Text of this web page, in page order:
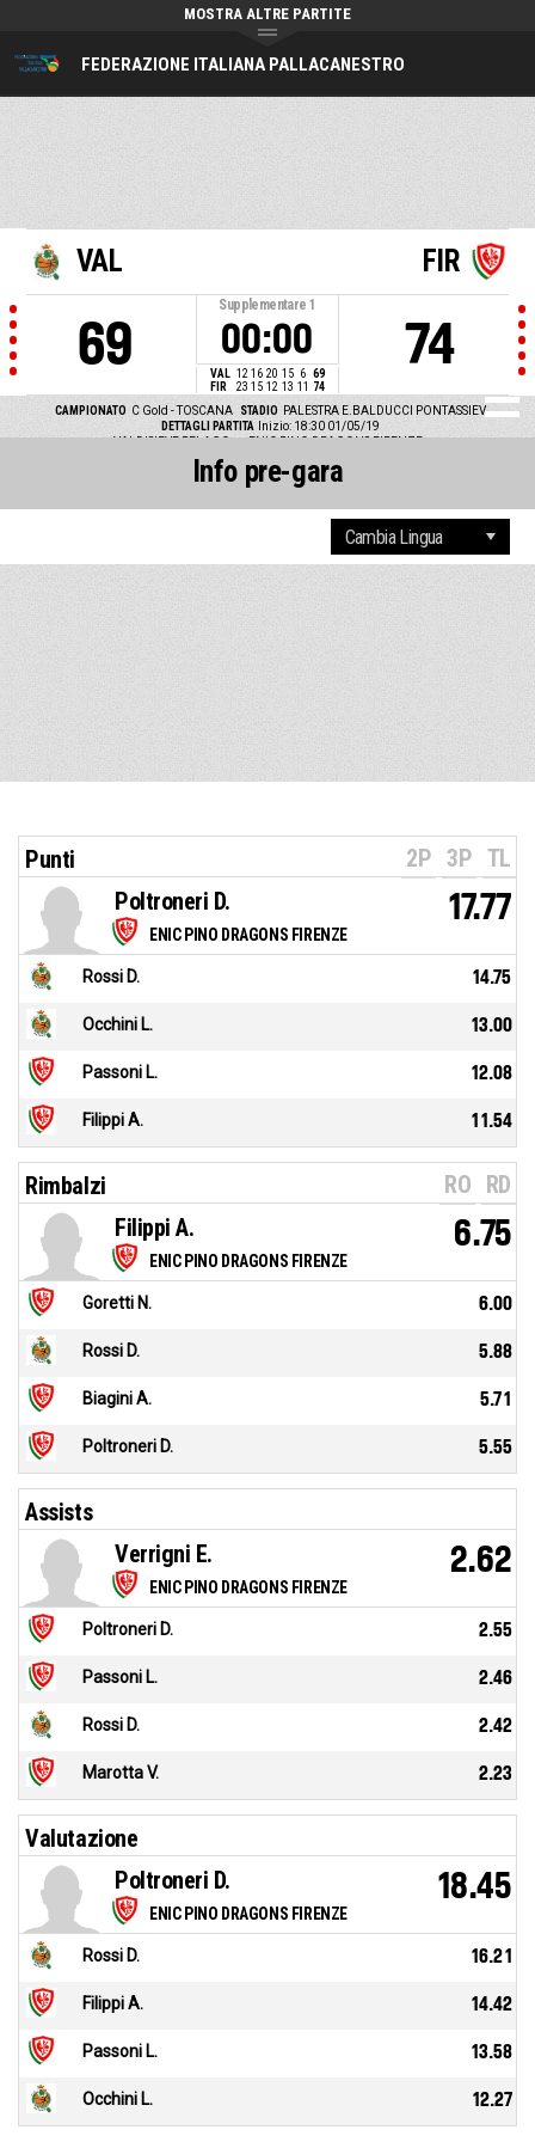
FEDERAZIONE ITALIANA PALLACANESTRO
MOSTRA ALTRE PARTITE
VAL
69
Supplementare 1
00:00
VAL 12 16 20 15 6 69
FIR
23 15 12 13 11 74
FIR
74
CAMPIONATO C Gold - TOSCANA STADIO PALESTRA E.BALDUCCI PONTASSIEV
DETTAGLI PARTITA
Inizio: 18:30 01/05/19
VALDISIEVE PELAGO vs ENIC PINO DRAGONS FIRENZE
Info pre-gara
Punti 2P 3P TL
ENIC PINO DRAGONS FIRENZE
Poltroneri D. 17.77
Rossi D. 14.75
Occhini L. 13.00
Passoni L. 12.08
Filippi A. 11.54
Rimbalzi RO RD
ENIC PINO DRAGONS FIRENZE
Filippi A. 6.75
Goretti N. 6.00
Rossi D. 5.88
Biagini A. 5.71
Poltroneri D. 5.55
Assists
ENIC PINO DRAGONS FIRENZE
Verrigni E. 2.62
Poltroneri D. 2.55
Passoni L. 2.46
Rossi D. 2.42
Marotta V. 2.23
Valutazione
ENIC PINO DRAGONS FIRENZE
Poltroneri D. 18.45
Rossi D. 16.21
Filippi A. 14.42
Passoni L. 13.58
Occhini L. 12.27